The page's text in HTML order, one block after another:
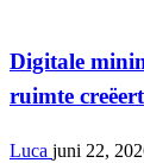
Digitale
ruimte creëert
Luca juni 22,